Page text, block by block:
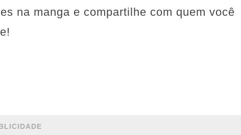
na manga e compartilhe com quem você